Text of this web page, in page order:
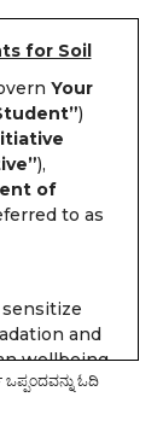
for Soil
Your
)
),
of
to as
and
wellbeing,
in
ಓದಿ